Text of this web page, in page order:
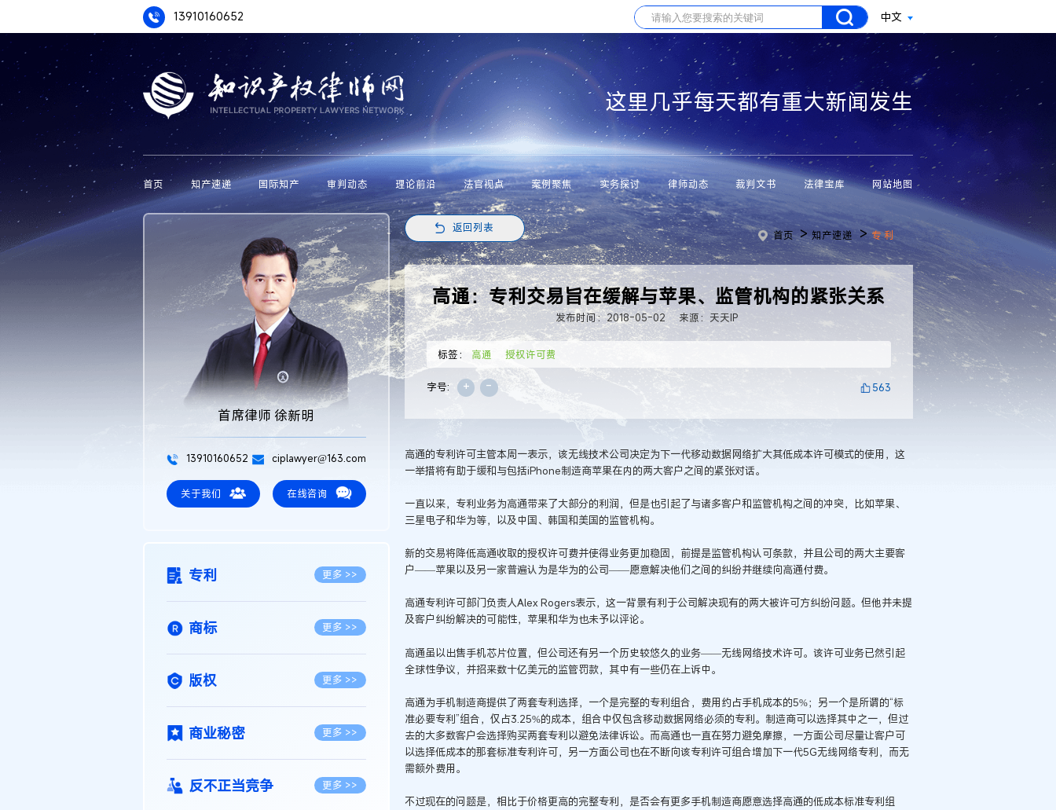
13910160652 中文
这里几乎每天都有重大新闻发生
首页 知产速递 国际知产 审判动态 理论前沿 法官视点 案例聚焦 实务探讨 律师动态 裁判文书 法律宝库 网站地图
首席律师 徐新明
13910160652 ciplawyer@163.com
关于我们 在线咨询
专利 更多 >>
商标 更多 >>
版权 更多 >>
商业秘密 更多 >>
反不正当竞争 更多 >>
返回列表
首页 >知产速递 >专 利
高通：专利交易旨在缓解与苹果、监管机构的紧张关系
发布时间：2018-05-02 来源：天天IP
标签： 高通 授权许可费
字号: + - 563
高通的专利许可主管本周一表示，该无线技术公司决定为下一代移动数据网络扩大其低成本许可模式的使用，这
一举措将有助于缓和与包括iPhone制造商苹果在内的两大客户之间的紧张对话。
一直以来，专利业务为高通带来了大部分的利润，但是也引起了与诸多客户和监管机构之间的冲突，比如苹果、
三星电子和华为等，以及中国、韩国和美国的监管机构。
新的交易将降低高通收取的授权许可费并使得业务更加稳固，前提是监管机构认可条款，并且公司的两大主要客
户——苹果以及另一家普遍认为是华为的公司——愿意解决他们之间的纠纷并继续向高通付费。
高通专利许可部门负责人Alex Rogers表示，这一背景有利于公司解决现有的两大被许可方纠纷问题。但他并未提
及客户纠纷解决的可能性，苹果和华为也未予以评论。
高通虽以出售手机芯片位置，但公司还有另一个历史较悠久的业务——无线网络技术许可。该许可业务已然引起
全球性争议，并招来数十亿美元的监管罚款，其中有一些仍在上诉中。
高通为手机制造商提供了两套专利选择，一个是完整的专利组合，费用约占手机成本的5%；另一个是所谓的“标
准必要专利”组合，仅占3.25%的成本，组合中仅包含移动数据网络必须的专利。制造商可以选择其中之一，但过
去的大多数客户会选择购买两套专利以避免法律诉讼。而高通也一直在努力避免摩擦，一方面公司尽量让客户可
以选择低成本的那套标准专利许可，另一方面公司也在不断向该专利许可组合增加下一代5G无线网络专利，而无
需额外费用。
不过现在的问题是，相比于价格更高的完整专利，是否会有更多手机制造商愿意选择高通的低成本标准专利组